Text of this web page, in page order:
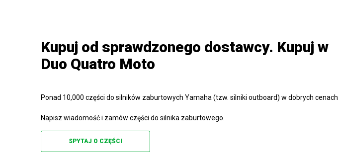
Kupuj od sprawdzonego dostawcy. Kupuj w
Duo Quatro Moto
Ponad 10,000 części do silników zaburtowych Yamaha (tzw. silniki outboard) w dobrych cenach
Napisz wiadomość i zamów części do silnika zaburtowego.
SPYTAJ O CZĘŚCI